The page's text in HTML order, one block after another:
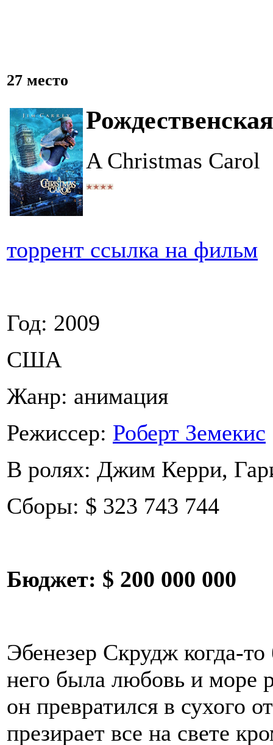
27 место
A Christmas Carol
торрент ссылка на фильм
Год: 2009
США
Жанр: анимация
Режиссер: Роберт Земекис
В ролях: Джим Керри,
Сборы: $ 323 743 744
Бюджет: $ 200 000 000
Эбенезер Скрудж когда-
него была любовь и море
он превратился в сухого
презирает все на свете